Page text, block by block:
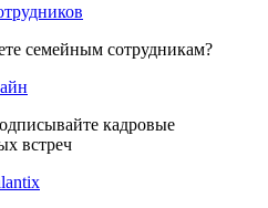
семейным сотрудникам?
кадровые
встреч